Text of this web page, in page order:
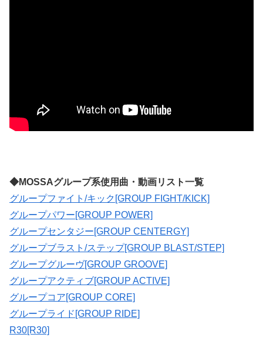
◆MOSSAグループ系使用曲・動画リスト一覧
グループファイト/キック[GROUP FIGHT/KICK]
グループパワー[GROUP POWER]
グループセンタジー[GROUP CENTERGY]
グループブラスト/ステップ[GROUP BLAST/STEP]
グループグルーヴ[GROUP GROOVE]
グループアクティブ[GROUP ACTIVE]
グループコア[GROUP CORE]
グループライド[GROUP RIDE]
R30[R30]